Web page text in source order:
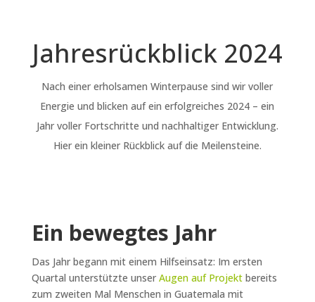
Jahresrückblick 2024
Nach einer erholsamen Winterpause sind wir voller
Energie und blicken auf ein erfolgreiches 2024 – ein
Jahr voller Fortschritte und nachhaltiger Entwicklung.
Hier ein kleiner Rückblick auf die Meilensteine.
Ein bewegtes Jahr
Das Jahr begann mit einem Hilfseinsatz: Im ersten
Quartal unterstützte unser Augen auf Projektbereits
zum zweiten Mal Menschen in Guatemala mit